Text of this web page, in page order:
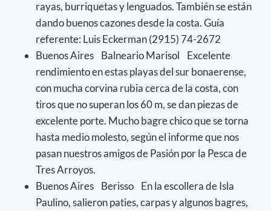
rayas, burriquetas y lenguados. También se están
dando buenos cazones desde la costa. Guía
referente: Luis Eckerman (2915) 74-2672
Buenos Aires Balneario Marisol Excelente
rendimiento en estas playas del sur bonaerense,
con mucha corvina rubia cerca de la costa, con
tiros que no superan los 60 m, se dan piezas de
excelente porte. Mucho bagre chico que se torna
hasta medio molesto, según el informe que nos
pasan nuestros amigos de Pasión por la Pesca de
Tres Arroyos.
Buenos Aires Berisso En la escollera de Isla
Paulino, salieron paties, carpas y algunos bagres,